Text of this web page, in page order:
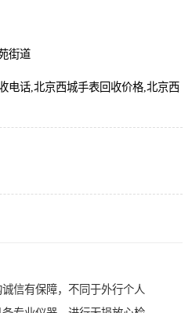
街道
电话,北京西城手表回收价格,北京西
信有保障，不同于外行个人